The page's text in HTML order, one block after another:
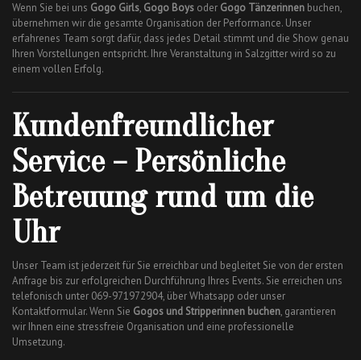
Wenn Sie bei uns Gogo Girls, Gogo Boys oder Gogo Tänzerinnen buchen,
übernehmen wir die gesamte Organisation der Performance. Unser
erfahrenes Team sorgt dafür, dass jedes Detail stimmt und die Show genau
Ihren Vorstellungen entspricht. Ihre Veranstaltung in Salzgitter wird so zu
einem vollen Erfolg.
Kundenfreundlicher
Service – Persönliche
Betreuung rund um die
Uhr
Unser Team ist jederzeit für Sie erreichbar und begleitet Sie von der ersten
Anfrage bis zur erfolgreichen Durchführung Ihres Events. Sie erreichen uns
telefonisch unter 069-971972904, über Whatsapp oder unser
Kontaktformular. Wenn Sie Gogos und Stripperinnen buchen, garantieren
wir Ihnen eine stressfreie Organisation und eine professionelle
Umsetzung.